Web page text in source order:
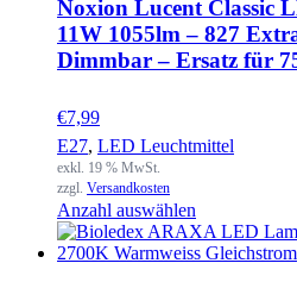
Noxion Lucent Classic
11W 1055lm – 827
Dimmbar – Ersatz für
€7,99
E27, LED Leuchtmittel
exkl. 19 % MwSt.
zzgl. Versandkosten
Anzahl auswählen